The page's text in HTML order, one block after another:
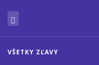
VŠETKY ZĽAVY